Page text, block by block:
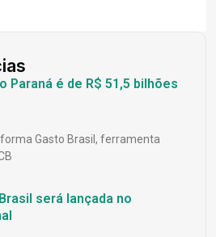
Paraná é de R$ 51,5 bilhões
Gasto Brasil, ferramenta
será lançada no